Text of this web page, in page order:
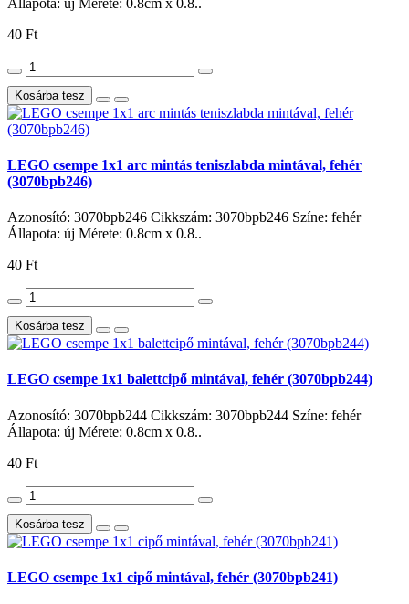
40 Ft
Kosárba tesz
LEGO csempe 1x1 arc mintás teniszlabda mintával, fehér
(3070bpb246)
Azonosító: 3070bpb246 Cikkszám: 3070bpb246 Színe: fehér
Állapota: új Mérete: 0.8cm x 0.8..
40 Ft
Kosárba tesz
LEGO csempe 1x1 balettcipő mintával, fehér (3070bpb244)
Azonosító: 3070bpb244 Cikkszám: 3070bpb244 Színe: fehér
Állapota: új Mérete: 0.8cm x 0.8..
40 Ft
Kosárba tesz
LEGO csempe 1x1 cipő mintával, fehér (3070bpb241)